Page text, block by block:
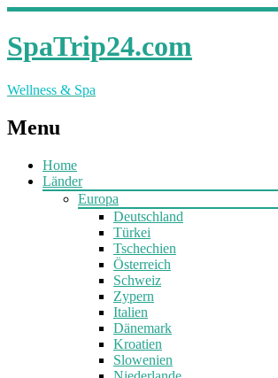
SpaTrip24.com
Wellness & Spa
Menu
Home
Länder
Europa
Deutschland
Türkei
Tschechien
Österreich
Schweiz
Zypern
Italien
Dänemark
Kroatien
Slowenien